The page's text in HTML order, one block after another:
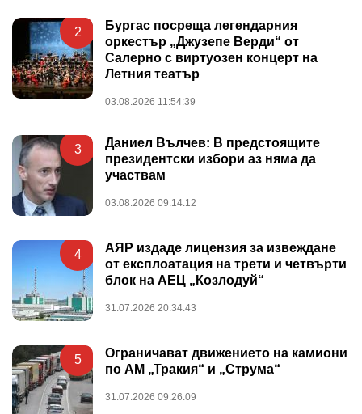
2
Бургас посреща легендарния
оркестър „Джузепе Верди“ от
Салерно с виртуозен концерт на
Летния театър
03.08.2026 11:54:39
3
Даниел Вълчев: В предстоящите
президентски избори аз няма да
участвам
03.08.2026 09:14:12
4
АЯР издаде лицензия за извеждане
от експлоатация на трети и четвърти
блок на АЕЦ „Козлодуй“
31.07.2026 20:34:43
5
Ограничават движението на камиони
по АМ „Тракия“ и „Струма“
31.07.2026 09:26:09